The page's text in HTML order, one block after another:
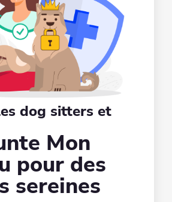
dog sitters et
Mon
pour des
sereines